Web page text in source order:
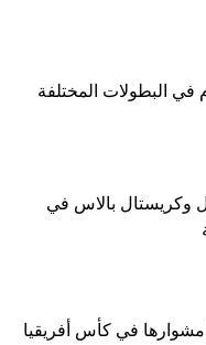
في البطولات المختلفة
وكريستال بالاس في
مشوارها في كأس أفريقيا